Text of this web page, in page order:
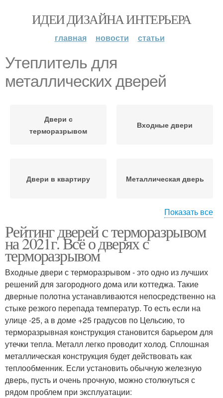
ИДЕИ ДИЗАЙНА ИНТЕРЬЕРА
главная новости статьи
Утеплитель для
металлических дверей
Двери с
терморазрывом
Входные двери
Двери в квартиру Металлическая дверь
Входная дверь Хороший утеплитель
Дверь в квартиру
Дверь с
шумоизоляцией
Двери в частный дом Дверь в частный дом
Показать все
Рейтинг дверей с терморазрывом
на 2021г. Всё о дверях с
терморазрывом
Входные двери с терморазрывом - это одно из лучших
решений для загородного дома или коттеджа. Такие
дверные полотна устанавливаются непосредственно на
стыке резкого перепада температур. То есть если на
улице -25, а в доме +25 градусов по Цельсию, то
терморазрывная конструкция становится барьером для
утечки тепла. Металл легко проводит холод. Сплошная
металлическая конструкция будет действовать как
теплообменник. Если установить обычную железную
дверь, пусть и очень прочную, можно столкнуться с
рядом проблем при эксплуатации: